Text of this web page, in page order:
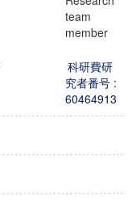
team
member
科研費研
究者番号 :
60464913